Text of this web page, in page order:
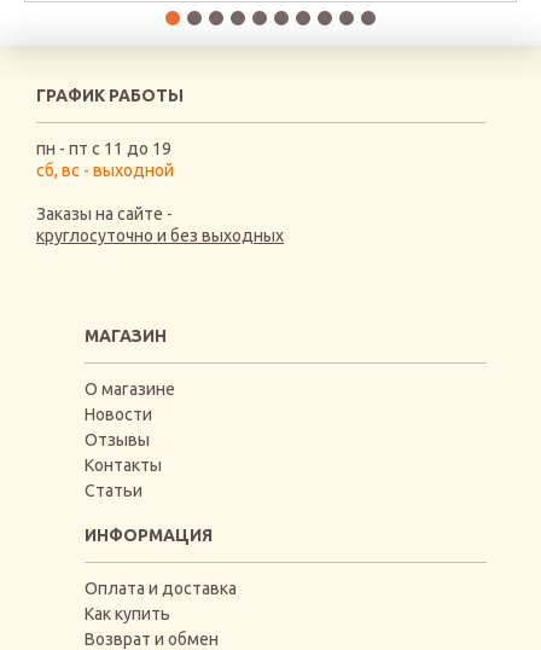
ГРАФИК РАБОТЫ
пн - пт с 11 до 19
сб, вс - выходной
Заказы на сайте -
круглосуточно и без выходных
МАГАЗИН
О магазине
Новости
Отзывы
Контакты
Статьи
ИНФОРМАЦИЯ
Оплата и доставка
Как купить
Возврат и обмен